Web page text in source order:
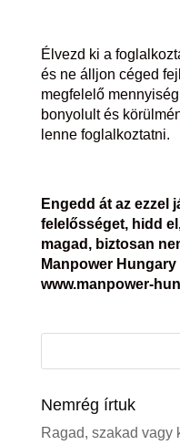
Élvezd ki a
és ne álljon céged
megfelelő
bonyolult és
lenne foglalkoztatni.
Engedd át az ezzel
felelősséget, hidd
magad, biztosan
Manpower
www.manpower-
Nemrég írtuk
Ragad, szakad vagy